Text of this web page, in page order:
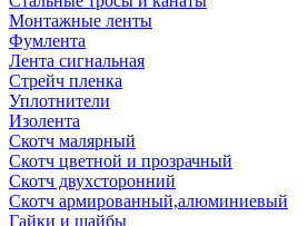
Монтажные ленты
Фумлента
Лента сигнальная
Стрейч пленка
Уплотнители
Изолента
Скотч малярный
Скотч цветной и прозрачный
Скотч двухсторонний
Скотч армированный,алюминиевый
Гайки и шайбы